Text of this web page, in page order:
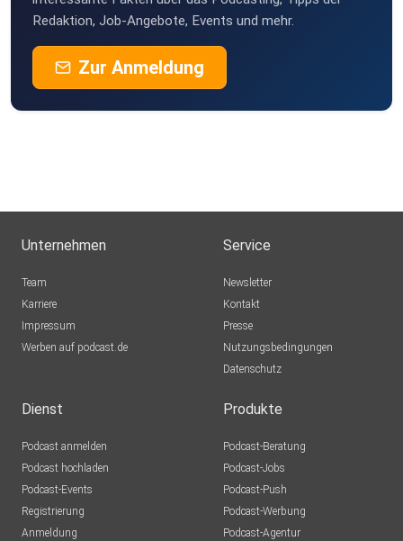
Redaktion, Job-Angebote, Events und mehr.
Zur Anmeldung
Unternehmen
Team
Karriere
Impressum
Werben auf podcast.de
Service
Newsletter
Kontakt
Presse
Nutzungsbedingungen
Datenschutz
Dienst
Podcast anmelden
Podcast hochladen
Podcast-Events
Registrierung
Anmeldung
Produkte
Podcast-Beratung
Podcast-Jobs
Podcast-Push
Podcast-Werbung
Podcast-Agentur